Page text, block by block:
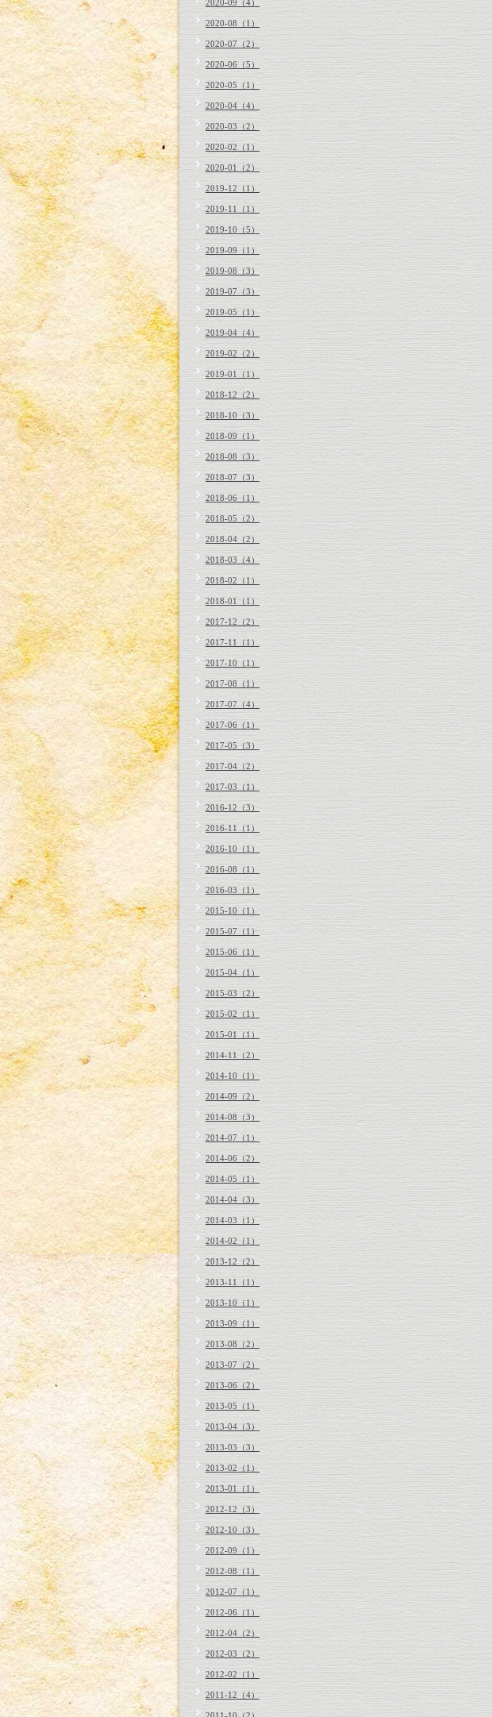
2020-09（4）
2020-08（1）
2020-07（2）
2020-06（5）
2020-05（1）
2020-04（4）
2020-03（2）
2020-02（1）
2020-01（2）
2019-12（1）
2019-11（1）
2019-10（5）
2019-09（1）
2019-08（3）
2019-07（3）
2019-05（1）
2019-04（4）
2019-02（2）
2019-01（1）
2018-12（2）
2018-10（3）
2018-09（1）
2018-08（3）
2018-07（3）
2018-06（1）
2018-05（2）
2018-04（2）
2018-03（4）
2018-02（1）
2018-01（1）
2017-12（2）
2017-11（1）
2017-10（1）
2017-08（1）
2017-07（4）
2017-06（1）
2017-05（3）
2017-04（2）
2017-03（1）
2016-12（3）
2016-11（1）
2016-10（1）
2016-08（1）
2016-03（1）
2015-10（1）
2015-07（1）
2015-06（1）
2015-04（1）
2015-03（2）
2015-02（1）
2015-01（1）
2014-11（2）
2014-10（1）
2014-09（2）
2014-08（3）
2014-07（1）
2014-06（2）
2014-05（1）
2014-04（3）
2014-03（1）
2014-02（1）
2013-12（2）
2013-11（1）
2013-10（1）
2013-09（1）
2013-08（2）
2013-07（2）
2013-06（2）
2013-05（1）
2013-04（3）
2013-03（3）
2013-02（1）
2013-01（1）
2012-12（3）
2012-10（3）
2012-09（1）
2012-08（1）
2012-07（1）
2012-06（1）
2012-04（2）
2012-03（2）
2012-02（1）
2011-12（4）